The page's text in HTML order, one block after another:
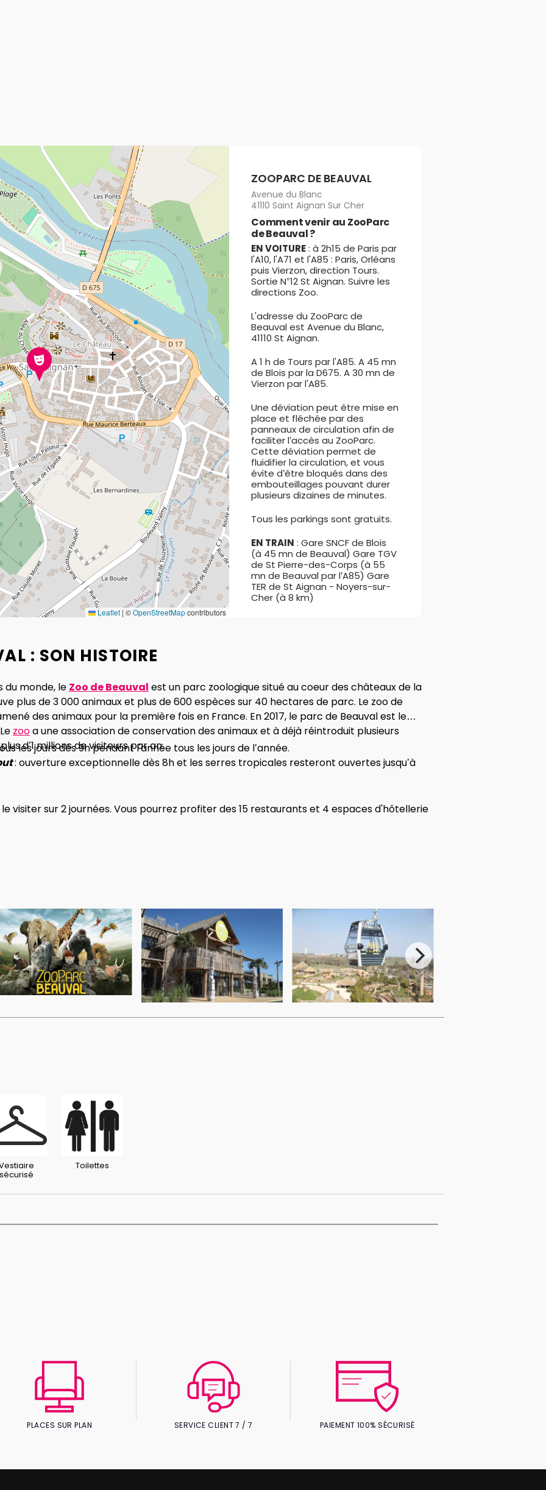
Leaflet |©OpenStreetMapcontributors
ZOOPARC DE BEAUVAL
Avenue du Blanc
41110 Saint Aignan Sur Cher
Comment venir au ZooParc
de Beauval ?
EN VOITURE: à 2h15 de Paris par
l'A10, l'A71 et l'A85 : Paris, Orléans
puis Vierzon, direction Tours.
Sortie N°12 St Aignan. Suivre les
directions Zoo.
L'adresse du ZooParc de
Beauval est Avenue du Blanc,
41110 St Aignan.
A 1 h de Tours par l'A85. A 45 mn
de Blois par la D675. A 30 mn de
Vierzon par l'A85.
Une déviation peut être mise en
place et fléchée par des
panneaux de circulation afin de
faciliter l’accès au ZooParc.
Cette déviation permet de
fluidifier la circulation, et vous
évite d’être bloqués dans des
embouteillages pouvant durer
plusieurs dizaines de minutes.
Tous les parkings sont gratuits.
EN TRAIN : Gare SNCF de Blois
(à 45 mn de Beauval) Gare TGV
de St Pierre-des-Corps (à 55
mn de Beauval par l’A85) Gare
TER de St Aignan - Noyers-sur-
Cher (à 8 km)
: SON HISTOIRE
du monde, le Zoo de Beauval est un parc zoologique situé au coeur des châteaux de la
plus de 3 000 animaux et plus de 600 espèces sur 40 hectares de parc. Le zoo de
des animaux pour la première fois en France. En 2017, le parc de Beauval est le
zooa une association de conservation des animaux et à déjà réintroduit plusieurs
d’1 millions de visiteurs par an.
les jours dès 9h pendant l'année tous les jours de l’année.
: ouverture exceptionnelle dès 8h et les serres tropicales resteront ouvertes jusqu’à
visiter sur 2 journées. Vous pourrez profiter des 15 restaurants et 4 espaces d'hôtellerie
sécurisé
Toilettes
PLACES SUR PLAN SERVICE CLIENT 7 / 7 PAIEMENT 100% SÉCURISÉ